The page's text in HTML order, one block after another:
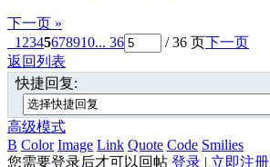
下一页 »
1 2345678910... 36 / 36 页下一页
返回列表
快捷回复:
高级模式
B Color Image Link Quote Code Smilies
您需要登录后才可以回帖 登录 | 立即注册